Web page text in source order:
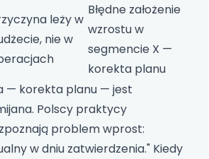
leży w
nie w
Błędne założenie
wzrostu w
segmencie X —
korekta planu
— korekta planu — jest
Polscy praktycy
problem wprost:
w dniu zatwierdzenia." Kiedy